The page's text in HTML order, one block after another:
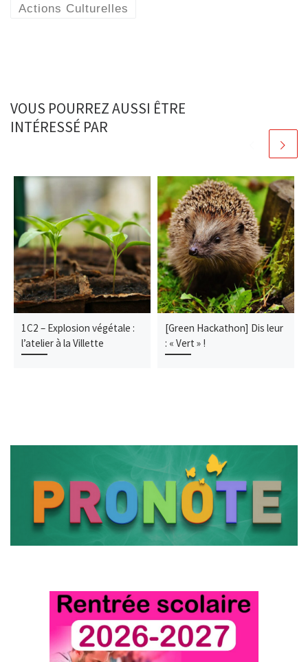
Actions Culturelles
VOUS POURREZ AUSSI ÊTRE
INTÉRESSÉ PAR
1C2 – Explosion végétale :
l’atelier à la Villette
[Green Hackathon] Dis leur
: « Vert » !